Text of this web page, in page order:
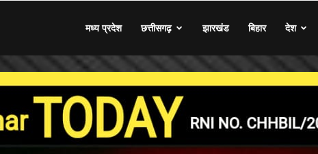
मध्य प्रदेश छत्तीसगढ़ झारखंड बिहार देश